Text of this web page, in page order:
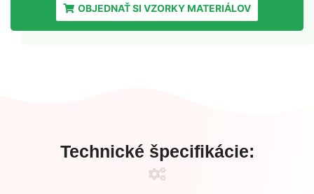
OBJEDNAŤ SI VZORKY MATERIÁLOV
Technické špecifikácie: